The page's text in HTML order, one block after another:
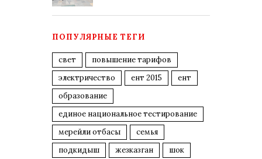
ПОПУЛЯРНЫЕ ТЕГИ
свет
повышение тарифов
электричество
ент 2015
ент
образование
единое национальное тестирование
мерейли отбасы
семья
подкидыш
жезказган
шок